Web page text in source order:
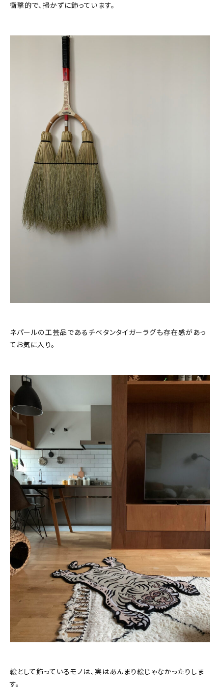
衝撃的で、掃かずに飾っています。
ネパールの工芸品であるチベタンタイガーラグも存在感があっ
てお気に入り。
絵として飾っているモノは、実はあんまり絵じゃなかったりしま
す。